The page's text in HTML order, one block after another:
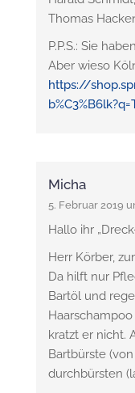
Thomas
P.P.S.: Sie
Aber wieso
https://
Micha
5. Februar 2019
Hallo ihr
Herr Körber,
Da hilft nur
Bartöl und
kratzt er nicht.
Bartbürste
durchbürsten